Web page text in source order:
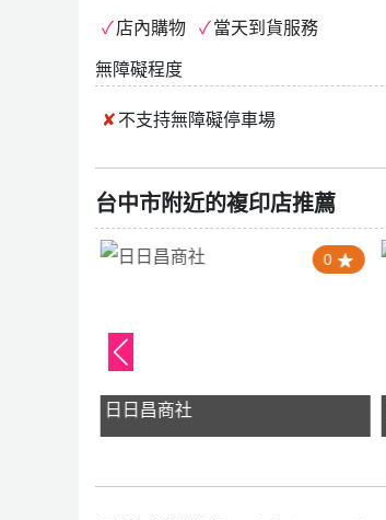
店內購物 當天到貨服務
無障礙程度
不支持無障礙停車場
台中市附近的複印店推薦
0
日日昌商社